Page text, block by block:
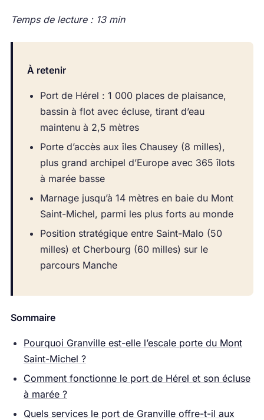
Temps de lecture : 13 min
À retenir
Port de Hérel : 1 000 places de plaisance,
bassin à flot avec écluse, tirant d’eau
maintenu à 2,5 mètres
Porte d’accès aux îles Chausey (8 milles),
plus grand archipel d’Europe avec 365 îlots
à marée basse
Marnage jusqu’à 14 mètres en baie du Mont
Saint-Michel, parmi les plus forts au monde
Position stratégique entre Saint-Malo (50
milles) et Cherbourg (60 milles) sur le
parcours Manche
Sommaire
Pourquoi Granville est-elle l’escale porte du Mont
Saint-Michel ?
Comment fonctionne le port de Hérel et son écluse
à marée ?
Quels services le port de Granville offre-t-il aux